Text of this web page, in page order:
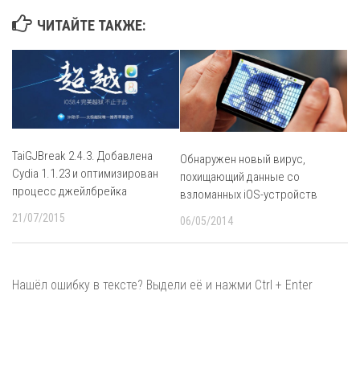
ЧИТАЙТЕ ТАКЖЕ:
TaiGJBreak 2.4.3. Добавлена
Cydia 1.1.23 и оптимизирован
процесс джейлбрейка
21/07/2015
Обнаружен новый вирус,
похищающий данные со
взломанных iOS-устройств
06/05/2014
Нашёл ошибку в тексте? Выдели её и нажми Ctrl + Enter